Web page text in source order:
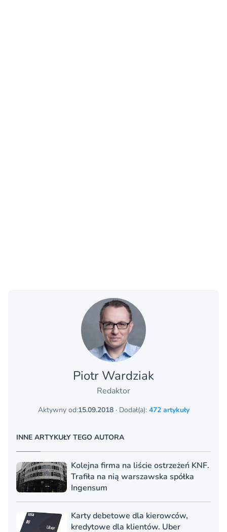
Piotr Wardziak
Redaktor
Aktywny od:15.09.2018· Dodał(a): 472 artykuły
INNE ARTYKUŁY TEGO AUTORA
Kolejna firma na liście ostrzeżeń KNF.
Trafiła na nią warszawska spółka
Ingensum
Karty debetowe dla kierowców,
kredytowe dla klientów. Uber